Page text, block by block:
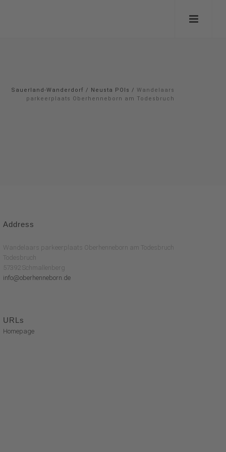
Sauerland-Wanderdorf / Neusta POIs / Wandelaars
parkeerplaats Oberhenneborn am Todesbruch
Address
Wandelaars parkeerplaats Oberhenneborn am Todesbruch
Todesbruch
57392 Schmallenberg
info@oberhenneborn.de
URLs
Homepage